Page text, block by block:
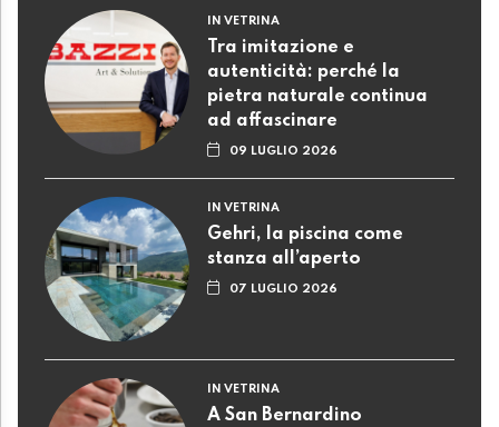
IN VETRINA
Tra imitazione e
autenticità: perché la
pietra naturale continua
ad affascinare
09 LUGLIO 2026
IN VETRINA
Gehri, la piscina come
stanza all’aperto
07 LUGLIO 2026
IN VETRINA
A San Bernardino